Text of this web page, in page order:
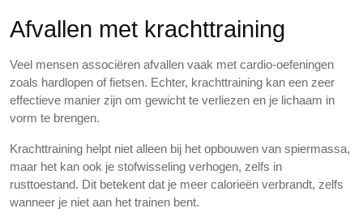
Afvallen met krachttraining
Veel mensen associëren afvallen vaak met cardio-oefeningen
zoals hardlopen of fietsen. Echter, krachttraining kan een zeer
effectieve manier zijn om gewicht te verliezen en je lichaam in
vorm te brengen.
Krachttraining helpt niet alleen bij het opbouwen van spiermassa,
maar het kan ook je stofwisseling verhogen, zelfs in
rusttoestand. Dit betekent dat je meer calorieën verbrandt, zelfs
wanneer je niet aan het trainen bent.